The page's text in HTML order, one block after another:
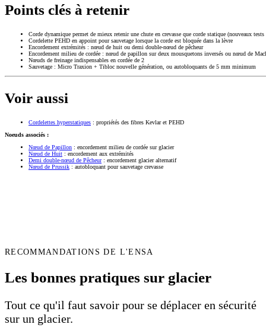
Points clés à retenir
Corde dynamique permet de mieux retenir une chute en crevasse que corde statique (nouveaux
Cordelette PEHD en appoint pour sauvetage lorsque la corde est bloquée dans la lèvre
Encordement extrémités : nœud de huit ou demi double-nœud de pêcheur
Encordement milieu de cordée : nœud de papillon sur deux mousquetons inversés ou nœud de
Nœuds de freinage indispensables en cordée de 2
Sauvetage : Micro Traxion + Tibloc nouvelle génération, ou autobloquants de 5 mm minimum
Voir aussi
Cordelettes hyperstatiques : propriétés des fibres Kevlar et PEHD
Noeuds associés :
Nœud de Papillon : encordement milieu de cordée sur glacier
Nœud de Huit : encordement aux extrémités
Demi double-nœud de Pêcheur: encordement glacier alternatif
Nœud de Prussik : autobloquant pour sauvetage crevasse
RECOMMANDATIONS DE L'ENSA
Les bonnes pratiques sur glacier
Tout ce qu'il faut savoir pour se déplacer en sécurité
sur un glacier.